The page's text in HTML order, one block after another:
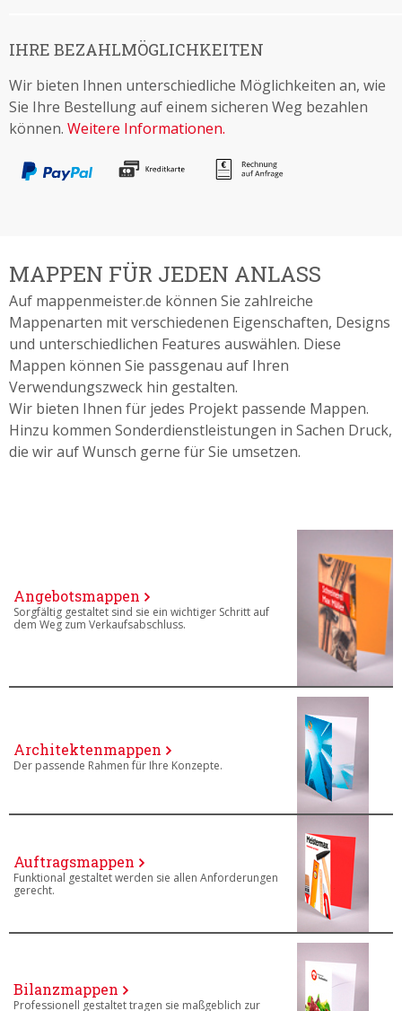
IHRE BEZAHLMÖGLICHKEITEN
Wir bieten Ihnen unterschiedliche Möglichkeiten an, wie
Sie Ihre Bestellung auf einem sicheren Weg bezahlen
können. Weitere Informationen.
MAPPEN FÜR JEDEN ANLASS
Auf mappenmeister.de können Sie zahlreiche
Mappenarten mit verschiedenen Eigenschaften, Designs
und unterschiedlichen Features auswählen. Diese
Mappen können Sie passgenau auf Ihren
Verwendungszweck hin gestalten.
Wir bieten Ihnen für jedes Projekt passende Mappen.
Hinzu kommen Sonderdienstleistungen in Sachen Druck,
die wir auf Wunsch gerne für Sie umsetzen.
Angebotsmappen
Sorgfältig gestaltet sind sie ein wichtiger Schritt auf
dem Weg zum Verkaufsabschluss.
Architektenmappen
Der passende Rahmen für Ihre Konzepte.
Auftragsmappen
Funktional gestaltet werden sie allen Anforderungen
gerecht.
Bilanzmappen
Professionell gestaltet tragen sie maßgeblich zur